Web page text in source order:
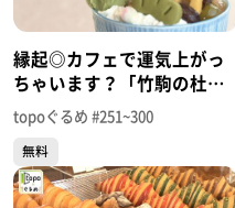
縁起◎カフェで運気上がっ
ちゃいます？「竹駒の杜
CAFE一粒万倍」（岩沼市稲
荷町）＃296【topoぐる
め】
topoぐるめ #251~300
無料